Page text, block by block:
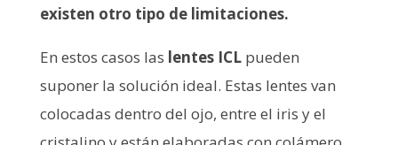
existen otro tipo de limitaciones.
En estos casos las lentes ICL pueden
suponer la solución ideal. Estas lentes van
colocadas dentro del ojo, entre el iris y el